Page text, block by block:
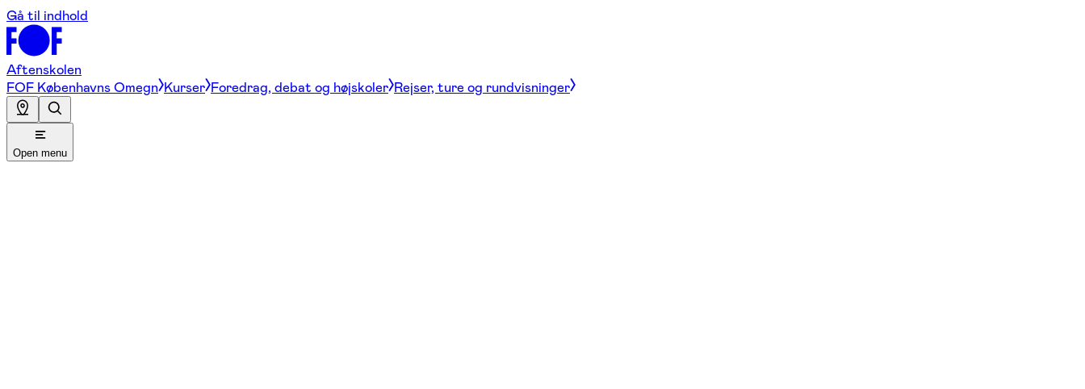
Gå til indhold
Aftenskolen
FOF Københavns Omegn Kurser Foredrag, debat og højskoler Rejser, ture og rundvisninger
Open menu